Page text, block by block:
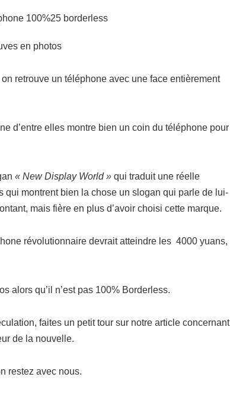
en photos
retrouve un téléphone avec une face entièrement
d’entre elles montre bien un coin du téléphone pour
« New Display World » qui traduit une réelle
montrent bien la chose un slogan qui parle de lui-
mais fière en plus d’avoir choisi cette marque.
révolutionnaire devrait atteindre les 4000 yuans,
alors qu’il n’est pas 100% Borderless.
faites un petit tour sur notre article concernant
de la nouvelle.
restez avec nous.